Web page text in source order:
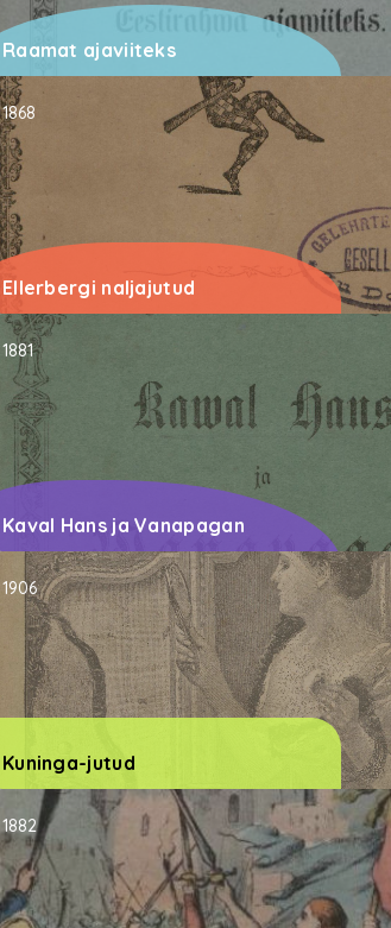
Raamat ajaviiteks
Ellerbergi naljajutud
1868
Kaval Hans ja Vanapagan
1881
Kuninga-jutud
1906
1882